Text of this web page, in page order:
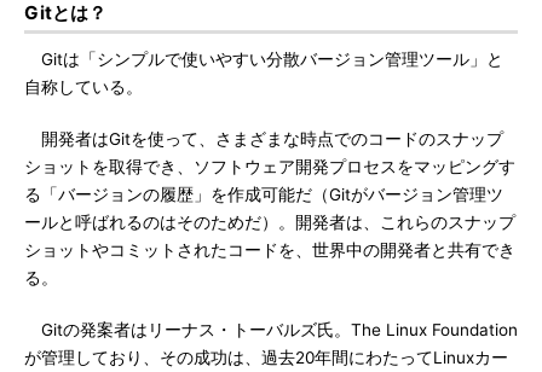
Gitとは？
Gitは「シンプルで使いやすい分散バージョン管理ツール」と
自称している。
開発者はGitを使って、さまざまな時点でのコードのスナップ
ショットを取得でき、ソフトウェア開発プロセスをマッピングす
る「バージョンの履歴」を作成可能だ（Gitがバージョン管理ツ
ールと呼ばれるのはそのためだ）。開発者は、これらのスナップ
ショットやコミットされたコードを、世界中の開発者と共有でき
る。
Gitの発案者はリーナス・トーバルズ氏。The Linux Foundation
が管理しており、その成功は、過去20年間にわたってLinuxカー